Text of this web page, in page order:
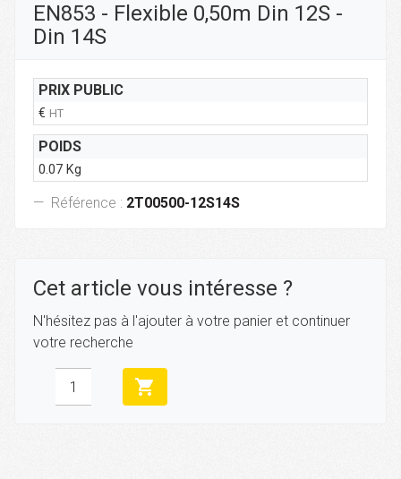
EN853 - Flexible 0,50m Din 12S -
Din 14S
PRIX PUBLIC
€ HT
POIDS
0.07 Kg
Référence : 2T00500-12S14S
Cet article vous intéresse ?
N'hésitez pas à l'ajouter à votre panier et continuer
votre recherche
shopping_cart